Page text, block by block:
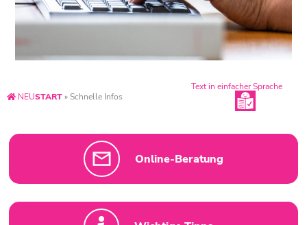
NEUSTART»Schnelle Infos
Text in einfacher Sprache
Online-Beratung